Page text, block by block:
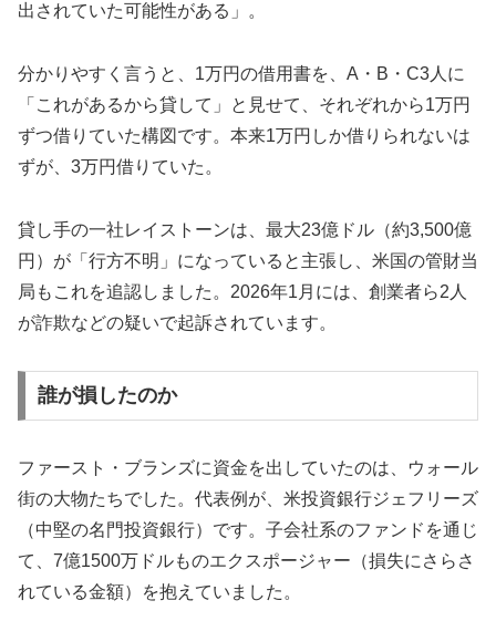
出されていた可能性がある」。
分かりやすく言うと、1万円の借用書を、A・B・C3人に
「これがあるから貸して」と見せて、それぞれから1万円
ずつ借りていた構図です。本来1万円しか借りられないは
ずが、3万円借りていた。
貸し手の一社レイストーンは、最大23億ドル（約3,500億
円）が「行方不明」になっていると主張し、米国の管財当
局もこれを追認しました。2026年1月には、創業者ら2人
が詐欺などの疑いで起訴されています。
誰が損したのか
ファースト・ブランズに資金を出していたのは、ウォール
街の大物たちでした。代表例が、米投資銀行ジェフリーズ
（中堅の名門投資銀行）です。子会社系のファンドを通じ
て、7億1500万ドルものエクスポージャー（損失にさらさ
れている金額）を抱えていました。